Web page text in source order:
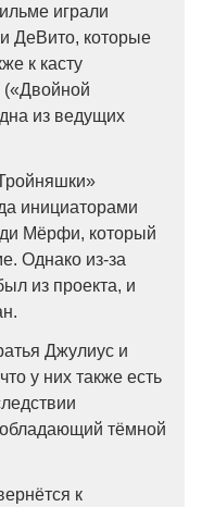
играли
ДеВито, которые
к касту
(«Двойной
из ведущих
инициаторами
Мёрфи, который
Однако из-за
из проекта, и
Джулиус и
у них также есть
обладающий тёмной
к